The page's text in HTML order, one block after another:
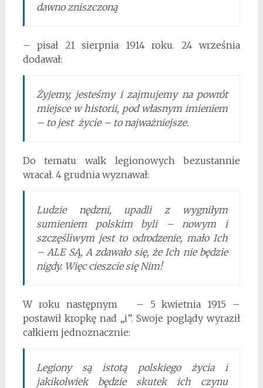
dawno zniszczoną
– pisał 21 sierpnia 1914 roku. 24 września
dodawał:
Żyjemy, jesteśmy i zajmujemy na powrót
miejsce w historii, pod własnym imieniem
– to jest życie – to najważniejsze.
Do tematu walk legionowych bezustannie
wracał. 4 grudnia wyznawał:
Ludzie nędzni, upadli z wygniłym
sumieniem polskim byli – nowym i
szczęśliwym jest to odrodzenie, mało Ich
– ALE SĄ, A zdawało się, że Ich nie będzie
nigdy. Więc cieszcie się Nim!
W roku następnym – 5 kwietnia 1915 –
postawił kropkę nad „i”. Swoje poglądy wyraził
całkiem jednoznacznie:
Legiony są istotą polskiego życia i
jakikolwiek będzie skutek ich czynu